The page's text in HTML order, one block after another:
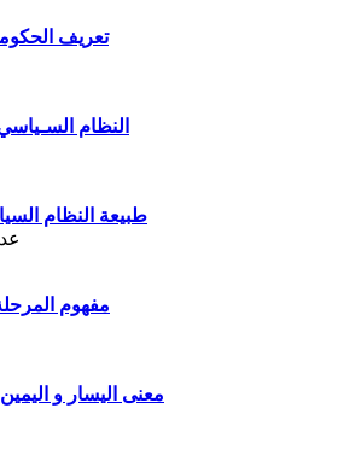
تعريف
النظام
طبيعة النظام
مفهوم المرحلة
معنى اليسار و